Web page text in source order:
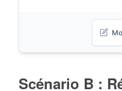
Scénario B :